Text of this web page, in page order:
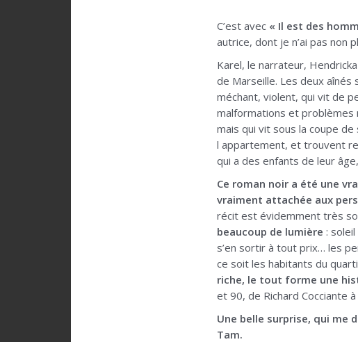
C’est avec « Il est des
autrice, dont je n’ai pas non
Karel, le narrateur,
de Marseille. Les deux
méchant, violent, qui vit de
malformations et problèmes
mais qui vit sous la coupe
l appartement, et trouvent
qui a des enfants de leur
Ce roman noir a été une
vraiment attachée aux
récit est évidemment très
beaucoup de lumière :
s’en sortir à tout prix… les
ce soit les habitants du
riche, le tout forme une
et 90, de Richard Cocciante
Une belle surprise, qui me
Tam.